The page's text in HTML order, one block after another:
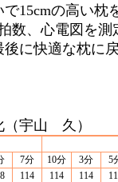
15cmの高い枕
数、心電図を
に快適な枕に
宇山 久）
7分 10分 3分 5
114 114 114